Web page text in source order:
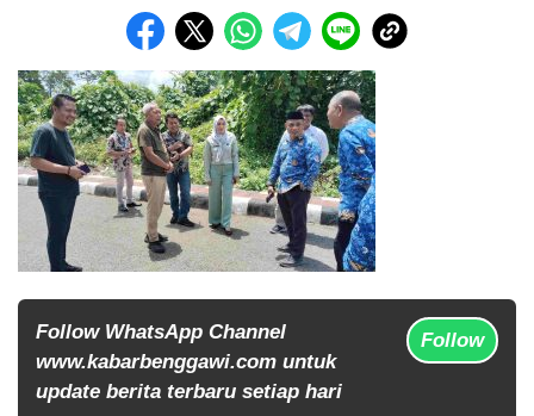
Follow WhatsApp Channel
www.kabarbenggawi.com untuk
update berita terbaru setiap hari
Follow